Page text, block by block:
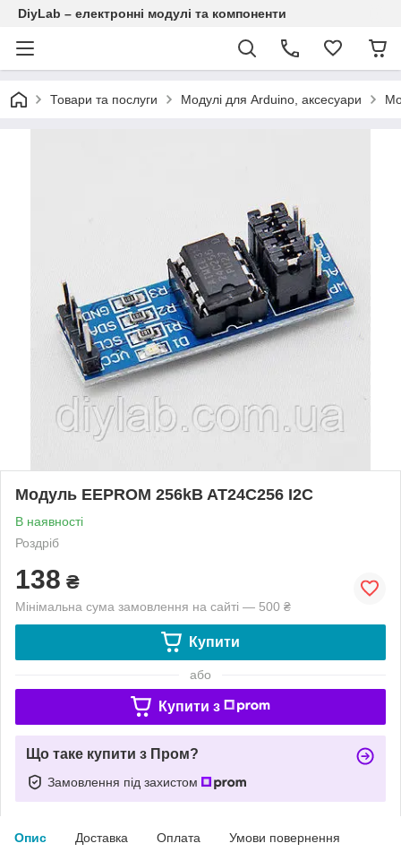
DiyLab – електронні модулі та компоненти
Товари та послуги Модулі для Arduino, аксесуари
Модуль EEPROM 256kB AT24C256 I2C
В наявності
Роздріб
138 ₴
Мінімальна сума замовлення на сайті — 500 ₴
Купити
або
Купити з
Що таке купити з Пром?
Замовлення під захистом
Опис Доставка Оплата Умови повернення